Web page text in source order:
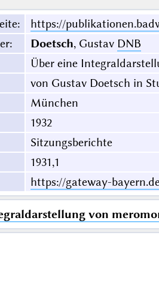
:
https://
: Doetsch, Gustav DNB
Über eine
von Gustav Doetsch in
München
1932
Sitzungsberichte
1931,1
https://gateway-
von